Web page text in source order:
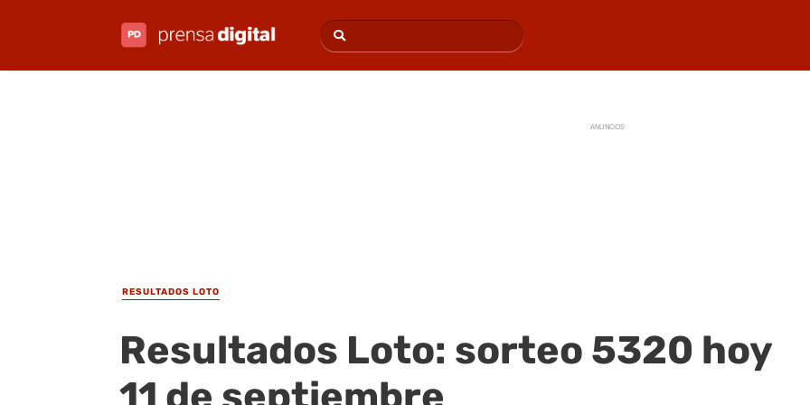
ANUNCIOS
RESULTADOS LOTO
Resultados Loto: sorteo 5320 hoy